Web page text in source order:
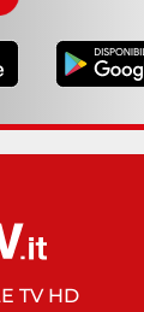
TV HD